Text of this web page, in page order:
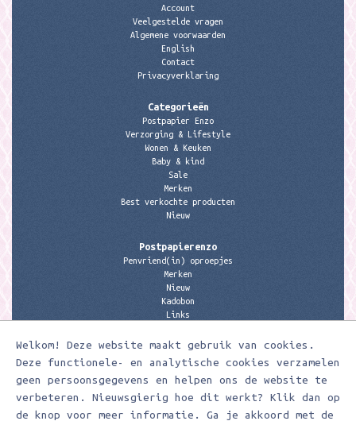
Welkom! Deze website maakt gebruik van cookies.
Deze functionele- en analytische cookies verzamelen
geen persoonsgegevens en helpen ons de website te
verbeteren. Nieuwsgierig hoe dit werkt? Klik dan op
de knop voor meer informatie. Ga je akkoord met de
Account
Veelgestelde vragen
Algemene voorwaarden
English
Contact
Privacyverklaring
Categorieën
Postpapier Enzo
Verzorging & Lifestyle
Wonen & Keuken
Baby & kind
Sale
Merken
Best verkochte producten
Nieuw
Postpapierenzo
Penvriend(in) oproepjes
Merken
Nieuw
Kadobon
Links
Contactgegevens
Meerleuks
anita@meerleuks.nl
06 – 107 163 36
KVK nummer: 58807179